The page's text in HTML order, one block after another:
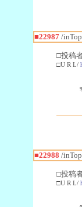
■22987/
□投稿
□U R L/
■22988 /
□投稿
□U R L/